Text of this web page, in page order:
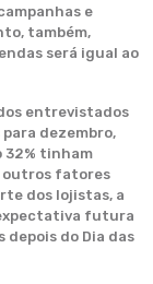
e
também,
será igual ao
entrevistados
dezembro,
32% tinham
outros fatores
dos lojistas, a
futura
depois do Dia das